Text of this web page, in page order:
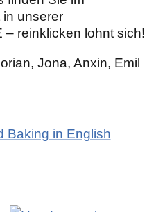
unserer
– reinklicken lohnt sich!
Jona, Anxin, Emil
Baking in English